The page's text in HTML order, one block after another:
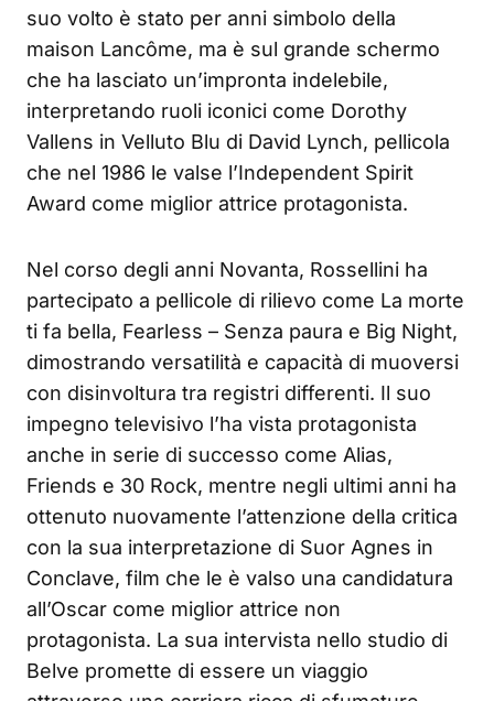
suo volto è stato per anni simbolo della
maison Lancôme, ma è sul grande schermo
che ha lasciato un’impronta indelebile,
interpretando ruoli iconici come Dorothy
Vallens in Velluto Blu di David Lynch, pellicola
che nel 1986 le valse l’Independent Spirit
Award come miglior attrice protagonista.
Nel corso degli anni Novanta, Rossellini ha
partecipato a pellicole di rilievo come La morte
ti fa bella, Fearless – Senza paura e Big Night,
dimostrando versatilità e capacità di muoversi
con disinvoltura tra registri differenti. Il suo
impegno televisivo l’ha vista protagonista
anche in serie di successo come Alias,
Friends e 30 Rock, mentre negli ultimi anni ha
ottenuto nuovamente l’attenzione della critica
con la sua interpretazione di Suor Agnes in
Conclave, film che le è valso una candidatura
all’Oscar come miglior attrice non
protagonista. La sua intervista nello studio di
Belve promette di essere un viaggio